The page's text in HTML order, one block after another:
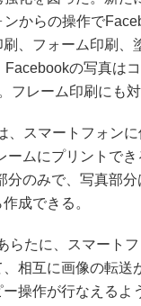
からの操作で
、フォーム印刷、
の写真は
レーム印刷にも対
スマートフォン
ムにプリントで
のみで、写真部分
成できる。
たに、スマート
相互に画像の転送
操作が行なえるよ